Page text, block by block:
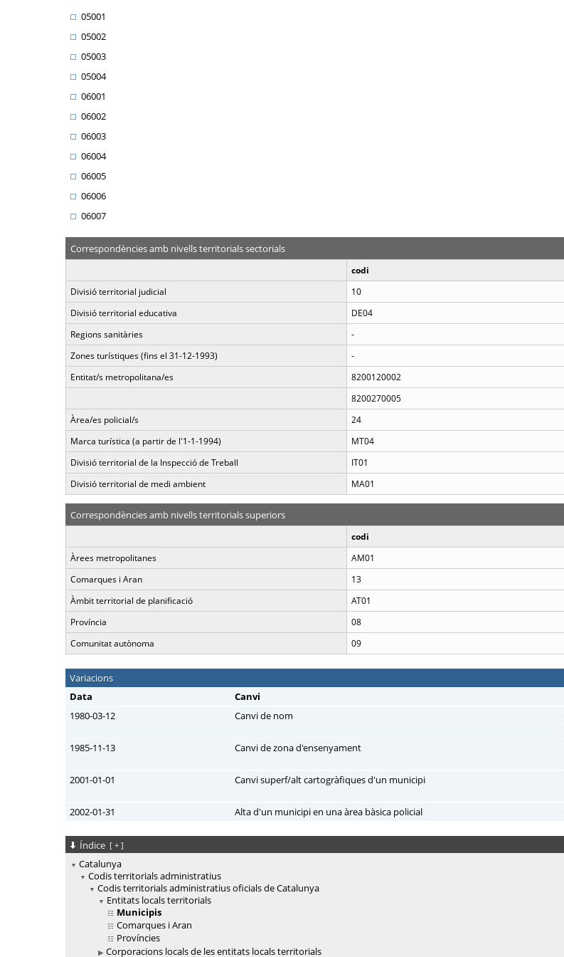
05001
05002
05003
05004
06001
06002
06003
06004
06005
06006
06007
Correspondències amb nivells territorials sectorials
codi
Divisió territorial judicial
10
Divisió territorial educativa
DE04
Regions sanitàries
-
Zones turístiques (fins el 31-12-1993)
-
Entitat/s metropolitana/es
8200120002
8200270005
Àrea/es policial/s
24
Marca turística (a partir de l'1-1-1994)
MT04
Divisió territorial de la Inspecció de Treball
IT01
Divisió territorial de medi ambient
MA01
Correspondències amb nivells territorials superiors
codi
Àrees metropolitanes
AM01
Comarques i Aran
13
Àmbit territorial de planificació
AT01
Província
08
Comunitat autònoma
09
Variacions
Data
Canvi
1980-03-12
Canvi de nom
1985-11-13
Canvi de zona d'ensenyament
2001-01-01
Canvi superf/alt cartogràfiques d'un municipi
2002-01-31
Alta d'un municipi en una àrea bàsica policial
Índice [ + ]
Catalunya
Codis territorials administratius
Codis territorials administratius oficials de Catalunya
Entitats locals territorials
Municipis
Comarques i Aran
Províncies
Corporacions locals de les entitats locals territorials